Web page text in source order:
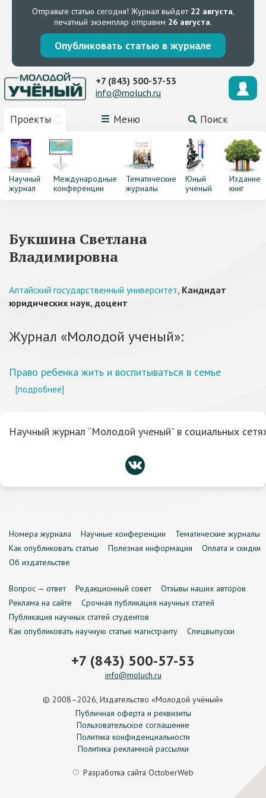
Отправьте статью сегодня! Журнал выйдет 22 августа,
печатный экземпляр отправим 26 августа.
Опубликовать статью в журнале
Проекты Меню Поиск
+7 (843) 500-57-53
info@moluch.ru
Научный
журнал
Международные
конференции
Тематические
журналы
Юный
ученый
Издание
книг
Букшина Светлана
Владимировна
Алтайский государственный университет, Кандидат
юридических наук, доцент
Журнал «Молодой ученый»:
Право ребенка жить и воспитываться в семье
[подробнее]
Научный журнал “Молодой ученый” в социальных
Номера журнала Научные конференции
Тематические журналы
Как опубликовать статью
Полезная информация
Оплата и скидки
Об издательстве
Вопрос — ответ Редакционный совет
Отзывы наших авторов
Реклама на сайте
Срочная публикация научных статей
Публикация научных статей студентов
Как опубликовать научную статью магистранту
Спецвыпуски
+7 (843) 500-57-53
info@moluch.ru
© 2008–2026, Издательство «Молодой учёный»
Публичная оферта и реквизиты
Пользовательское соглашение
Политика конфиденциальности
Политика рекламной рассылки
Разработка сайта OctoberWeb